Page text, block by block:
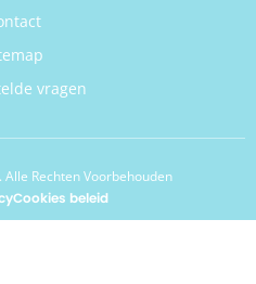
vragen
Rechten Voorbehouden
Cookies beleid